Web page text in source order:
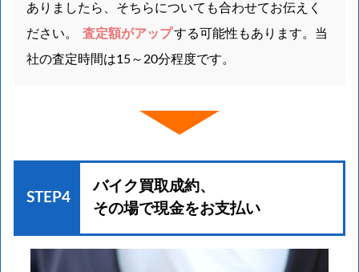
ありましたら、そちらについても合わせてお伝えく
ださい。
査定額がアップする可能性もあります。当
社の査定時間は15～20分程度です。
STEP4
バイク買取成約、
その場で現金をお支払い